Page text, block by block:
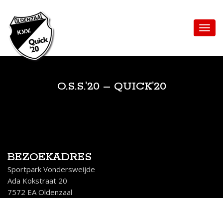
O.S.S.’20 – QUICK’20
BEZOEKADRES
Sportpark Vondersweijde
Ada Kokstraat 20
7572 EA Oldenzaal